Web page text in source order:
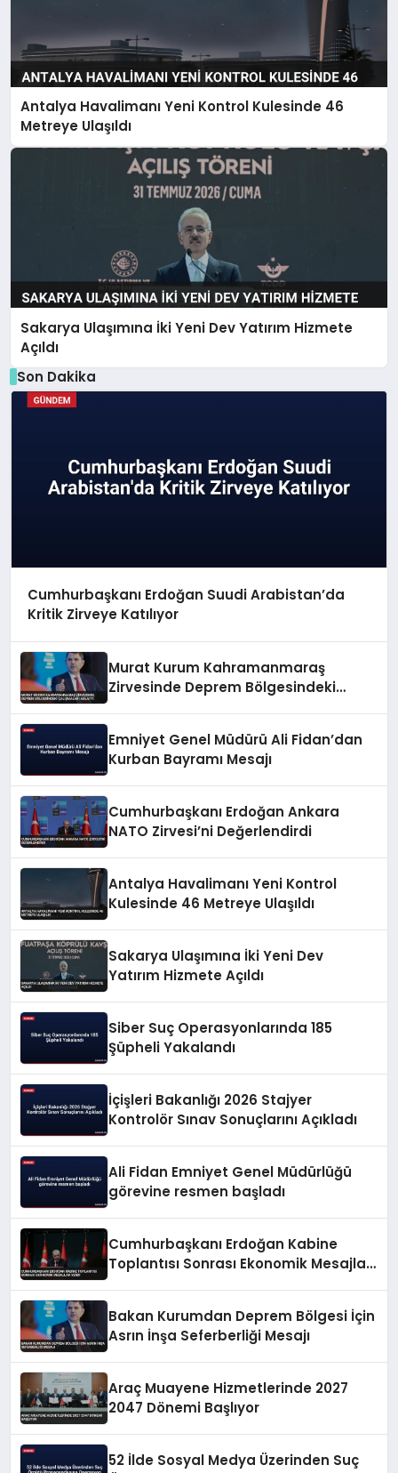
Antalya Havalimanı Yeni Kontrol Kulesinde 46
Metreye Ulaşıldı
Sakarya Ulaşımına İki Yeni Dev Yatırım Hizmete
Açıldı
Son Dakika
Cumhurbaşkanı Erdoğan Suudi Arabistan’da
Kritik Zirveye Katılıyor
Murat Kurum Kahramanmaraş
Zirvesinde Deprem Bölgesindeki
Emniyet Genel Müdürü Ali Fidan’dan
Kurban Bayramı Mesajı
Cumhurbaşkanı Erdoğan Ankara
NATO Zirvesi’ni Değerlendirdi
Antalya Havalimanı Yeni Kontrol
Kulesinde 46 Metreye Ulaşıldı
Sakarya Ulaşımına İki Yeni Dev
Yatırım Hizmete Açıldı
Siber Suç Operasyonlarında 185
Şüpheli Yakalandı
İçişleri Bakanlığı 2026 Stajyer
Kontrolör Sınav Sonuçlarını Açıkladı
Ali Fidan Emniyet Genel Müdürlüğü
görevine resmen başladı
Cumhurbaşkanı Erdoğan Kabine
Toplantısı Sonrası Ekonomik Mesajlar
Bakan Kurumdan Deprem Bölgesi İçin
Asrın İnşa Seferberliği Mesajı
Araç Muayene Hizmetlerinde 2027
2047 Dönemi Başlıyor
52 İlde Sosyal Medya Üzerinden Suç